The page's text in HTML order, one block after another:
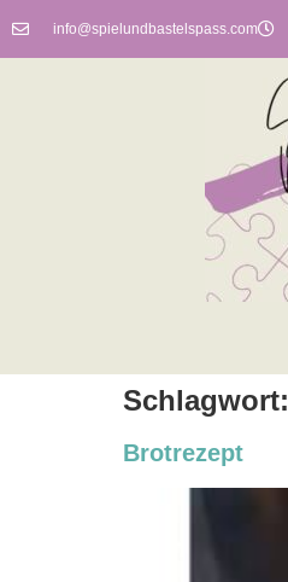
info@spielundbastelspass.com
Schlagwort:
Brotrezept